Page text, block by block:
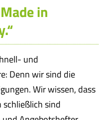
in
und
Denn wir sind die
Wir wissen, dass
schließlich sind